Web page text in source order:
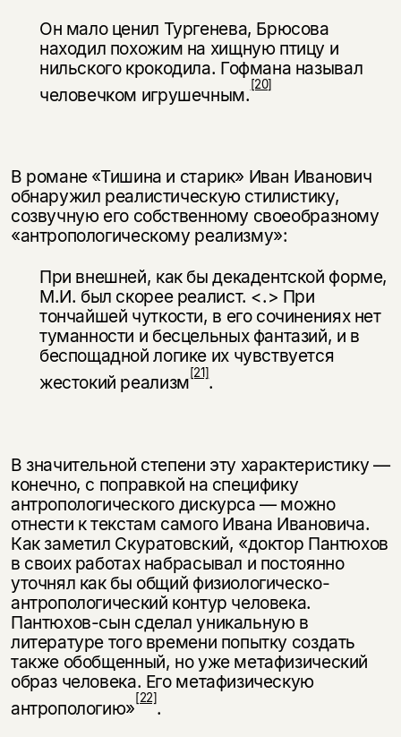
Он мало ценил Тургенева, Брюсова
находил похожим на хищную птицу и
нильского крокодила. Гофмана называл
человечком игрушечным.[20]
В романе «Тишина и старик» Иван Иванович
обнаружил реалистическую стилистику,
созвучную его собственному своеобразному
«антропологиче­скому реализму»:
При внешней, как бы декадентской форме,
М.И. был скорее реалист. <.> При
тончайшей чуткости, в его сочинениях нет
туманности и бесцельных фантазий, и в
беспощадной логике их чувствуется
жестокий реализм[21].
В значительной степени эту характеристику —
конечно, с поправкой на специфику
антропологического дискурса — можно
отнести к текстам самого Ивана Ивановича.
Как заметил Скуратовский, «доктор Пантюхов
в своих работах набрасывал и постоянно
уточнял как бы общий физиологическо-
антропологический контур человека.
Пантюхов-сын сделал уникальную в
литературе того времени попытку создать
также обобщенный, но уже ме­тафизический
образ человека. Его метафизическую
антропологию»[22].